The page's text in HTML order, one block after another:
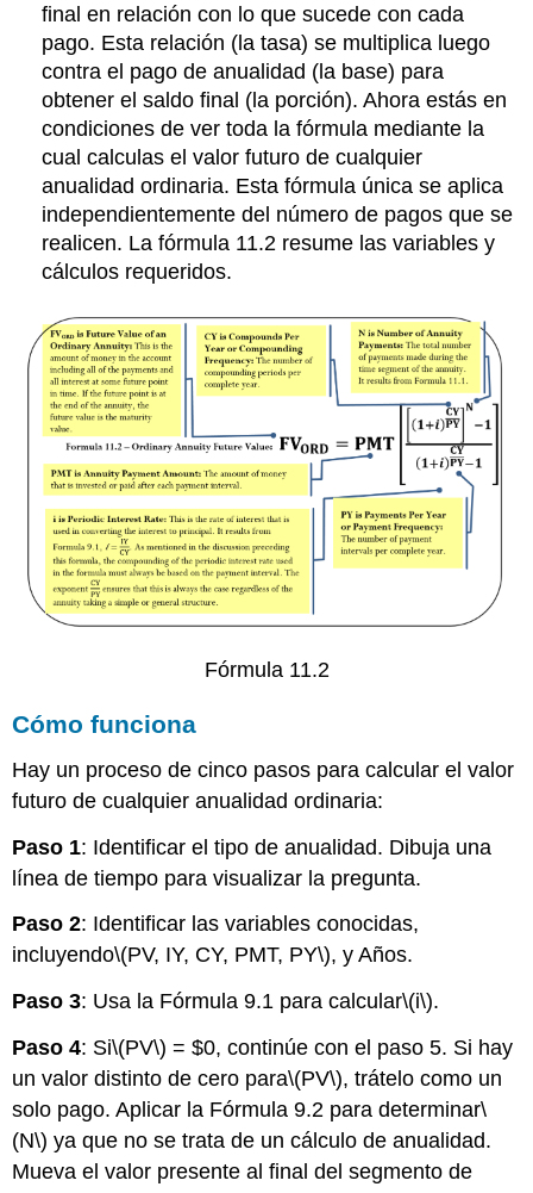
final en relación con lo que sucede con cada
pago. Esta relación (la tasa) se multiplica luego
contra el pago de anualidad (la base) para
obtener el saldo final (la porción). Ahora estás en
condiciones de ver toda la fórmula mediante la
cual calculas el valor futuro de cualquier
anualidad ordinaria. Esta fórmula única se aplica
independientemente del número de pagos que se
realicen. La fórmula 11.2 resume las variables y
cálculos requeridos.
Fórmula 11.2
Cómo funciona
Hay un proceso de cinco pasos para calcular el valor
futuro de cualquier anualidad ordinaria:
Paso 1: Identificar el tipo de anualidad. Dibuja una
línea de tiempo para visualizar la pregunta.
Paso 2: Identificar las variables conocidas,
incluyendo\(PV, IY, CY, PMT, PY\), y Años.
Paso 3: Usa la Fórmula 9.1 para calcular\(i\).
Paso 4: Si\(PV\) = $0, continúe con el paso 5. Si hay
un valor distinto de cero para\(PV\), trátelo como un
solo pago. Aplicar la Fórmula 9.2 para determinar\
(N\) ya que no se trata de un cálculo de anualidad.
Mueva el valor presente al final del segmento de